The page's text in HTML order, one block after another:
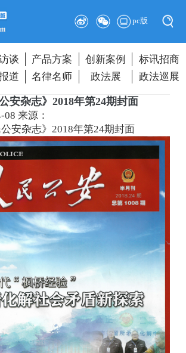
pc版
谈 产品方案 创新案例
标讯招商
道 名律名师 政法展 政法巡展
公安杂志》2018年第24期封面
08来源：
公安杂志》2018年第24期封面